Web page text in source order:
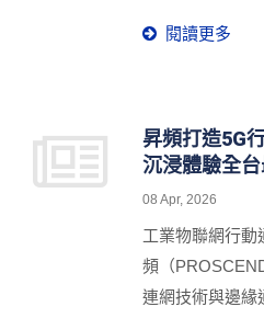
城市、交通運輸
Resilience」為
CYBERSEC
於臺北南港展覽
Security Zone專
邊緣資安防護與
企業面對分散式
閱讀更多
昇頻打造5G
沉浸體驗全
08 Apr, 2026
工業物聯網行動
頻（
連網技術與邊緣